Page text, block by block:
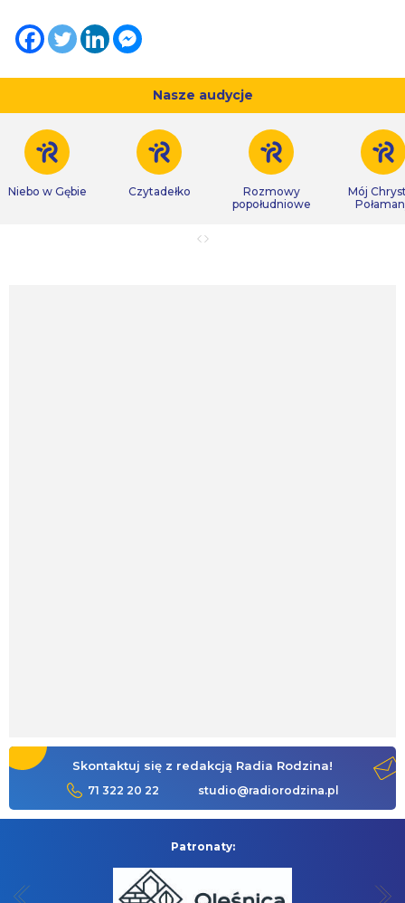
Nasze audycje
Niebo w Gębie Czytadełko
Rozmowy
popołudniowe
Mój
Skontaktuj się z redakcją Radia Rodzina!
71 322 20 22 studio@radiorodzina.pl
Patronaty: